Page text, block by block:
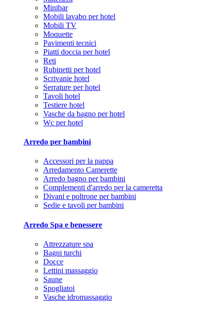
Minibar
Mobili lavabo per hotel
Mobili TV
Moquette
Pavimenti tecnici
Piatti doccia per hotel
Reti
Rubinetti per hotel
Scrivanie hotel
Serrature per hotel
Tavoli hotel
Testiere hotel
Vasche da bagno per hotel
Wc per hotel
Arredo per bambini
Accessori per la pappa
Arredamento Camerette
Arredo bagno per bambini
Complementi d'arredo per la cameretta
Divani e poltrone per bambini
Sedie e tavoli per bambini
Arredo Spa e benessere
Attrezzature spa
Bagni turchi
Docce
Lettini massaggio
Saune
Spogliatoi
Vasche idromassaggio